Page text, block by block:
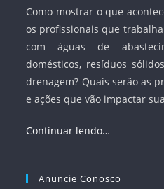
Como mostrar o que
os profissionais que
com águas de
domésticos, resíduos
drenagem? Quais serão as
e ações que vão impactar
Continuar lendo…
Anuncie Conosco